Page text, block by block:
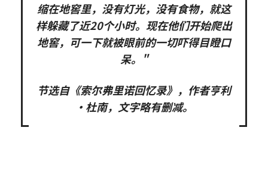
缩在地窖里，没有灯光，没有食物，就这
样躲藏了近20个小时。现在他们开始爬出
地窖，可一下就被眼前的一切吓得目瞪口
呆。"
节选自《索尔弗里诺回忆录》，作者亨利
·杜南，文字略有删减。